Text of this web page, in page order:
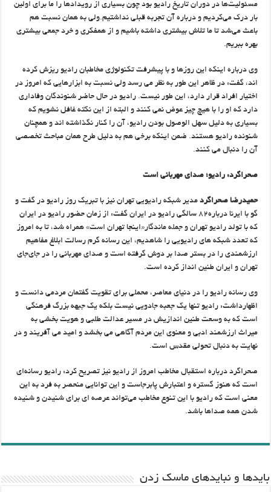
مسئولیت‌ها در دوران تاریخ رادیو بود چون بسیاری از رویدادها را ما برای اولین
بار درک می‌کردیم و درباره آن تجربه قبلی نداشتیم.ولی به همان نسبت هم
باعث می‌شد تا ما تلاش بیشتری داشته باشیم و از همفکری و خرد جمعی بیشتری
بهره ببریم.
وی درباره اینکه این روزها و با پیشرفت تکنولوژی مخاطبان رادیو ریزش کرده
اند، گفت: در ظاهر این طور به نظر می رسد ولی نسبت به ابزارهایی که امروز در
اختیار افراد قرار دارد، این طور نیست. رادیو در حال حاضر شنوندگان وفاداری
دارد که او را با هیچ چیز عوض نمی کنند و البته از این نکته غافل نشویم که
بسیاری به دلیل سهل الوصول بودن رادیو، آن را کنار نگذاشته اند و همچنان
شنونده رادیو هستند. ضمن اینکه برخی هم به دلیل طرح همان مباحث تخصصی
آن را دنبال می کنند.
صحراگرد: رادیو؛ صدای مهربانی است
حمیدرضا صحراگردمدیر شبکه رادیویی تهران نیز با تبریک روز رادیو در گفت و
گو با ایرنا درباره۸۲ سالگی رادیو در ایران گفت: از زمان حضور رادیو در ایران
که با تولد رادیو تهران و جمله ماندگار«اینجا تهران است» همراه شد، تا به امروز
که تعدد شبکه های رادیویی را شاهدیم، این رسانه گرم رسالت ابلاغ مفاهیم
ارزشمندی را در بستر صدا بر دوش گرفته است و صدای مهربانی را در جای‌جای
تهران و ایران طنین انداز کرده است.
وی رسانه رادیو را در دنیای معاصر، محملی برای تقویت گفتمان مردمی دانست و
اظهارداشت: رادیو تنها یک جعبه جادویی نیست بلکه یک جبهه بزرگ فرهنگی
است که به وسعت طنین اندازیش در مسیر عدالت طلبی و هویت بخشی به
میراث ارزشمند ادبی و معنوی این مردم آگاهی می بخشد و امید می آفریند و در
نهایت به دنبال تحولی مقدس است.
صحراگرد درباره استقبال مخاطب امروز از رادیو نیز تصریح کرد: رادیو رسانه‌ای
است که هنوز گستره و اعتبارش پابرجاست و این توانایی منحصر به فرد به این
معنی است که رادیو با این تنوع مخاطب می‌تواند عرصه ای برای شنیدن و شنیده
شدن همه صداها باشد.
باید‌ها و نبایدهای ماسک زدن